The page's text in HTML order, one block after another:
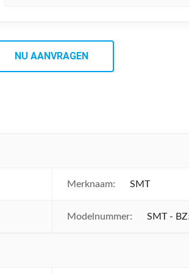
NU AANVRAGEN
Merknaam: SMT
Modelnummer: SMT -